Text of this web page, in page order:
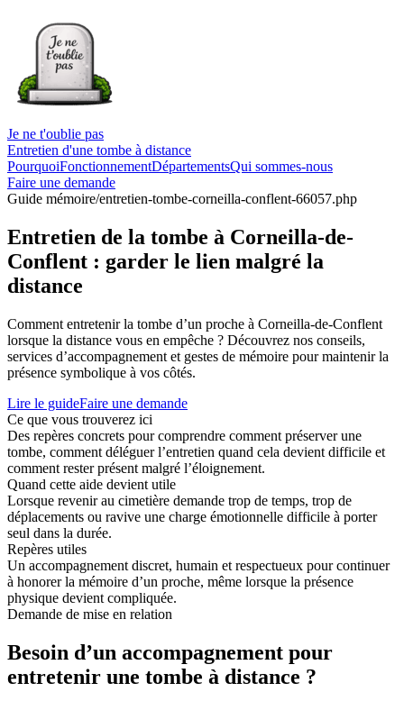
Je ne t'oublie pas
Entretien d'une tombe à distance
PourquoiFonctionnementDépartementsQui sommes-nous
Faire une demande
Guide mémoire/entretien-tombe-corneilla-conflent-66057.php
Entretien de la tombe à Corneilla-de-
Conflent : garder le lien malgré la
distance
Comment entretenir la tombe d’un proche à Corneilla-de-Conflent
lorsque la distance vous en empêche ? Découvrez nos conseils,
services d’accompagnement et gestes de mémoire pour maintenir la
présence symbolique à vos côtés.
Lire le guideFaire une demande
Ce que vous trouverez ici
Des repères concrets pour comprendre comment préserver une
tombe, comment déléguer l’entretien quand cela devient difficile et
comment rester présent malgré l’éloignement.
Quand cette aide devient utile
Lorsque revenir au cimetière demande trop de temps, trop de
déplacements ou ravive une charge émotionnelle difficile à porter
seul dans la durée.
Repères utiles
Un accompagnement discret, humain et respectueux pour continuer
à honorer la mémoire d’un proche, même lorsque la présence
physique devient compliquée.
Demande de mise en relation
Besoin d’un accompagnement pour
entretenir une tombe à distance ?